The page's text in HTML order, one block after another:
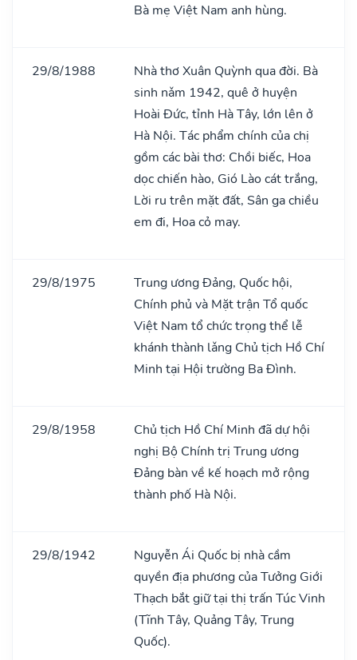
Bà mẹ Việt Nam anh hùng.
29/8/1988
Nhà thơ Xuân Quỳnh qua đời. Bà
sinh nǎm 1942, quê ở huyện
Hoài Đức, tỉnh Hà Tây, lớn lên ở
Hà Nội. Tác phẩm chính của chị
gồm các bài thơ: Chồi biếc, Hoa
dọc chiến hào, Gió Lào cát trắng,
Lời ru trên mặt đất, Sân ga chiều
em đi, Hoa cỏ may.
29/8/1975
Trung ương Đảng, Quốc hội,
Chính phủ và Mặt trận Tổ quốc
Việt Nam tổ chức trọng thể lễ
khánh thành lǎng Chủ tịch Hồ Chí
Minh tại Hội trường Ba Đình.
29/8/1958
Chủ tịch Hồ Chí Minh đã dự hội
nghị Bộ Chính trị Trung ương
Đảng bàn về kế hoạch mở rộng
thành phố Hà Nội.
29/8/1942
Nguyễn Ái Quốc bị nhà cầm
quyền địa phương của Tưởng Giới
Thạch bắt giữ tại thị trấn Túc Vinh
(Tĩnh Tây, Quảng Tây, Trung
Quốc).